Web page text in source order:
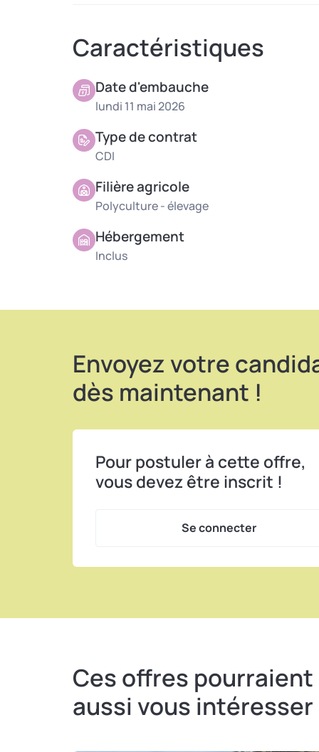
Une expérience en élevage laitier et en
Conditions proposées :
CDI avec période d’essai
Logement possible sur place : chambres,
Caractéristiques
Date d'embauche
lundi 11 mai 2026
Type de contrat
CDI
Filière agricole
Polyculture - élevage
Hébergement
Inclus
Envoyez votre
dès maintenant !
Pour postuler à cette offre,
vous devez être inscrit !
Se connecter
Ces offres pourraient
aussi vous intéresser